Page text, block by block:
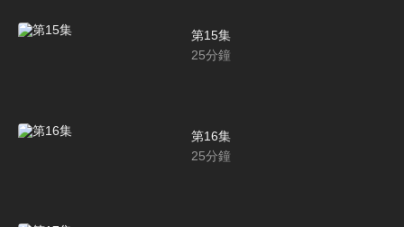
第15集
25分鐘
第16集
25分鐘